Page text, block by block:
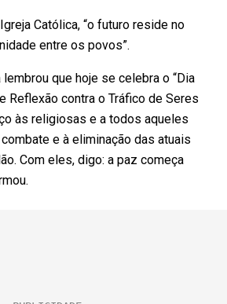
Católica, “o futuro reside no
entre os povos”.
que hoje se celebra o “Dia
Reflexão contra o Tráfico de Seres
às religiosas e a todos aqueles
e à eliminação das atuais
Com eles, digo: a paz começa